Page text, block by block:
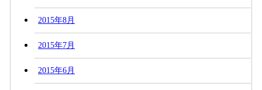
2015年8月
2015年7月
2015年6月